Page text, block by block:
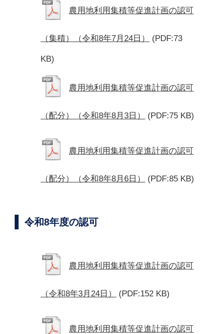
農用地利用集積等促進計画の認可
（集積）（令和8年7月24日） (PDF:73
KB)
農用地利用集積等促進計画の認可
（配分）（令和8年8月3日） (PDF:75 KB)
農用地利用集積等促進計画の認可
（配分）（令和8年8月6日） (PDF:85 KB)
令和8年度の認可
農用地利用集積等促進計画の認可
（令和8年3月24日） (PDF:152 KB)
農用地利用集積等促進計画の認可